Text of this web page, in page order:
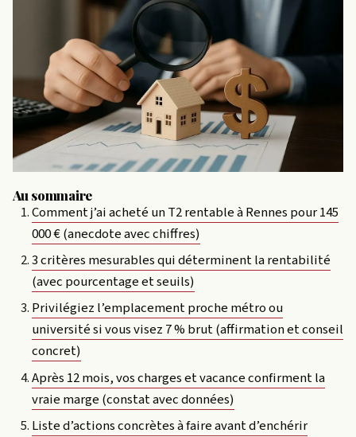
Au sommaire
Comment j’ai acheté un T2 rentable à Rennes pour 145
000 € (anecdote avec chiffres)
3 critères mesurables qui déterminent la rentabilité
(avec pourcentage et seuils)
Privilégiez l’emplacement proche métro ou
université si vous visez 7 % brut (affirmation et conseil
concret)
Après 12 mois, vos charges et vacance confirment la
vraie marge (constat avec données)
Liste d’actions concrètes à faire avant d’enchérir